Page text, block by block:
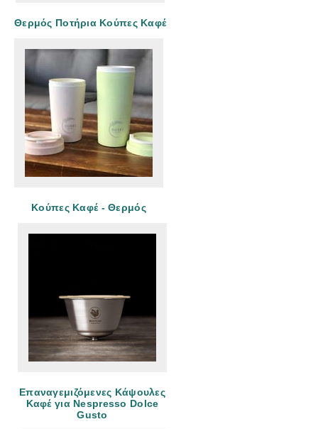
Θερμός Ποτήρια Κούπες Καφέ
Κούπες Καφέ - Θερμός
Eπαναγεμιζόμενες Κάψουλες
Καφέ για Nespresso Dolce
Gusto